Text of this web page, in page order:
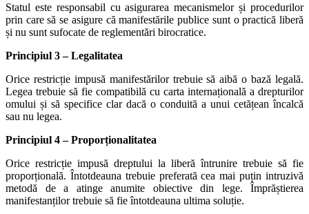
Statul este responsabil cu asigurarea mecanismelor și procedurilor
prin care să se asigure că manifestările publice sunt o practică liberă
și nu sunt sufocate de reglementări birocratice.
Principiul 3 – Legalitatea
Orice restricție impusă manifestărilor trebuie să aibă o bază legală.
Legea trebuie să fie compatibilă cu carta internațională a drepturilor
omului și să specifice clar dacă o conduită a unui cetățean încalcă
sau nu legea.
Principiul 4 – Proporționalitatea
Orice restricție impusă dreptului la liberă întrunire trebuie să fie
proporțională. Întotdeauna trebuie preferată cea mai puțin intruzivă
metodă de a atinge anumite obiective din lege. Împrăștierea
manifestanților trebuie să fie întotdeauna ultima soluție.